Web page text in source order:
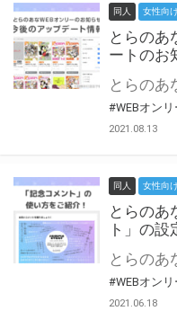
同人 女性向け
とらのあ
ートのお
#WEBオンリ
2021.08.13
同人 女性向け
とらのあ
ト」の設
#WEBオンリ
2021.06.18